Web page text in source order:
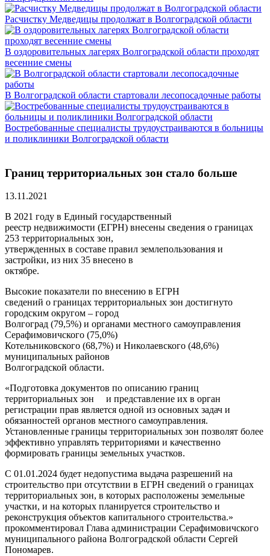
Расчистку Медведицы продолжат в Волгоградской области
В оздоровительных лагерях Волгоградской области проходят
весенние смены
В Волгоградской области стартовали лесопосадочные работы
Востребованные специалисты трудоустраиваются в больницы
и поликлиники Волгоградской области
Границ территориальных зон стало больше
13.11.2021
В 2021 году в Единый государственный
реестр недвижимости (ЕГРН) внесены сведения о границах
253 территориальных зон,
утвержденных в составе правил землепользования и
застройки, из них 35 внесено в
октябре.
Высокие показатели по внесению в ЕГРН
сведений о границах территориальных зон достигнуто
городским округом – город
Волгоград (79,5%) и органами местного самоуправления
Серафимовичского (75,0%)
Котельниковского (68,7%) и Николаевского (48,6%)
муниципальных районов
Волгоградской области.
«Подготовка документов по описанию границ
территориальных зон и представление их в орган
регистрации прав является одной из основных задач и
обязанностей органов местного самоуправления.
Установленные границы территориальных зон позволят более
эффективно управлять территориями и качественно
формировать границы земельных участков.
С 01.01.2024 будет недопустима выдача разрешений на
строительство при отсутствии в ЕГРН сведений о границах
территориальных зон, в которых расположены земельные
участки, и на которых планируется строительство и
реконструкция объектов капитального строительства.»
прокомментировал Глава администрации Серафимовичского
муниципального района Волгоградской области Сергей
Пономарев.